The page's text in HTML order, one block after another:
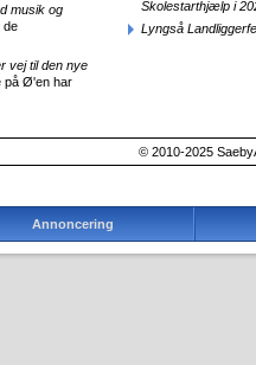
musik og
de
vej til den nye
på Ø'en har
Skolestarthjælp i
Lyngså
© 2010-2025
Annoncering